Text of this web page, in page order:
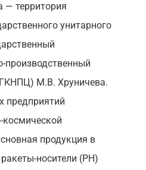
— территория
унитарного
производственный
М.В. Хруничева.
предприятий
космической
продукция в
носители (РН)